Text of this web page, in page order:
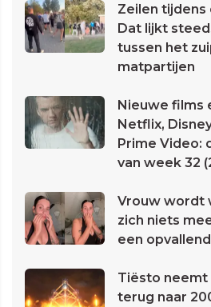
Zeilen tijdens
Dat lijkt
tussen het
matpartijen
Nieuwe films
Netflix,
Prime Video:
van week 32
Vrouw wordt
zich niets
een
Tiësto neemt
terug naar